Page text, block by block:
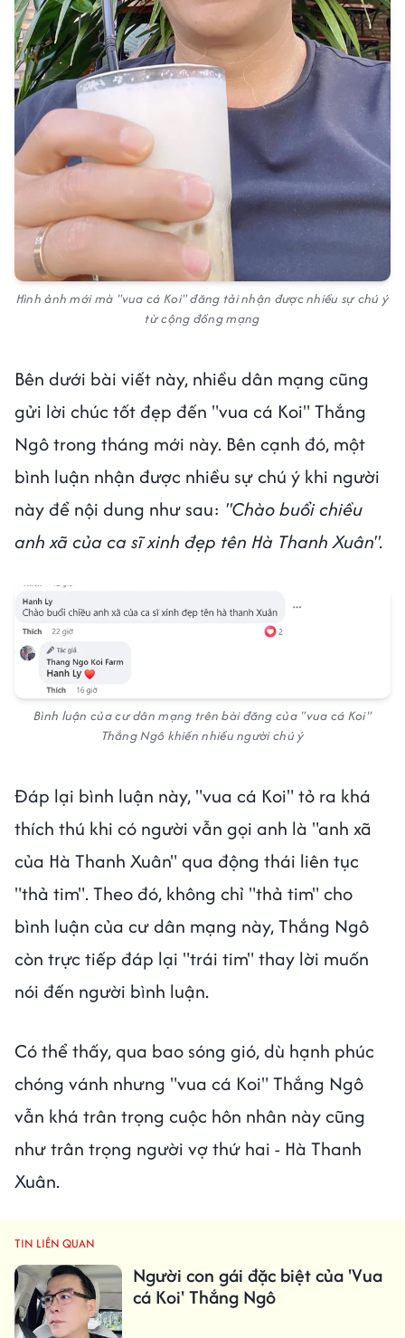
Hình ảnh mới mà "vua cá Koi" đăng tải nhận được nhiều sự chú ý
từ cộng đồng mạng
Bên dưới bài viết này, nhiều dân mạng cũng
gửi lời chúc tốt đẹp đến "vua cá Koi" Thắng
Ngô trong tháng mới này. Bên cạnh đó, một
bình luận nhận được nhiều sự chú ý khi người
này để nội dung như sau: "Chào buổi chiều
anh xã của ca sĩ xinh đẹp tên Hà Thanh Xuân".
Bình luận của cư dân mạng trên bài đăng của "vua cá Koi"
Thắng Ngô khiến nhiều người chú ý
Đáp lại bình luận này, "vua cá Koi" tỏ ra khá
thích thú khi có người vẫn gọi anh là "anh xã
của Hà Thanh Xuân" qua động thái liên tục
"thả tim". Theo đó, không chỉ "thả tim" cho
bình luận của cư dân mạng này, Thắng Ngô
còn trực tiếp đáp lại "trái tim" thay lời muốn
nói đến người bình luận.
Có thể thấy, qua bao sóng gió, dù hạnh phúc
chóng vánh nhưng "vua cá Koi" Thắng Ngô
vẫn khá trân trọng cuộc hôn nhân này cũng
như trân trọng người vợ thứ hai - Hà Thanh
Xuân.
TIN LIÊN QUAN
Người con gái đặc biệt của 'Vua
cá Koi' Thắng Ngô